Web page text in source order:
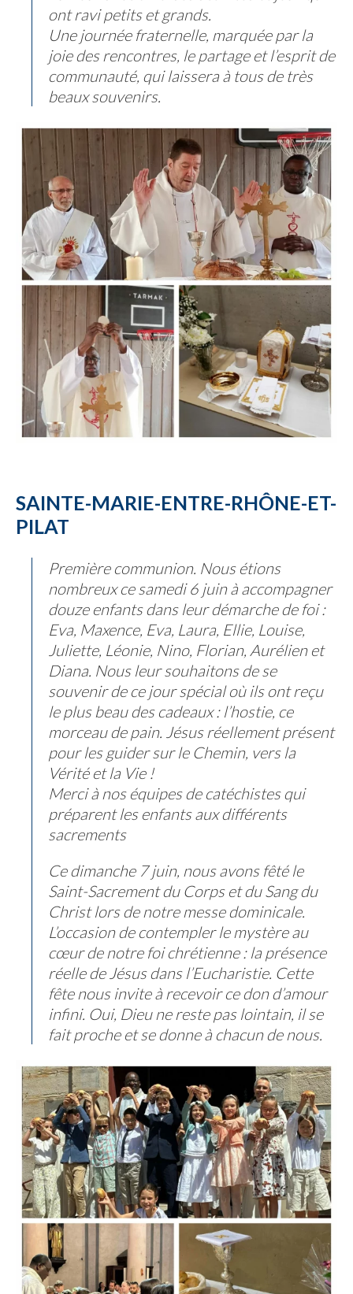
ont ravi petits et grands.
Une journée fraternelle, marquée par la
joie des rencontres, le partage et l’esprit de
communauté, qui laissera à tous de très
beaux souvenirs.
SAINTE-MARIE-ENTRE-RHÔNE-ET-
PILAT
Première communion. Nous étions
nombreux ce samedi 6 juin à accompagner
douze enfants dans leur démarche de foi :
Eva, Maxence, Eva, Laura, Ellie, Louise,
Juliette, Léonie, Nino, Florian, Aurélien et
Diana. Nous leur souhaitons de se
souvenir de ce jour spécial où ils ont reçu
le plus beau des cadeaux : l’hostie, ce
morceau de pain. Jésus réellement présent
pour les guider sur le Chemin, vers la
Vérité et la Vie !
Merci à nos équipes de catéchistes qui
préparent les enfants aux différents
sacrements
Ce dimanche 7 juin, nous avons fêté le
Saint-Sacrement du Corps et du Sang du
Christ lors de notre messe dominicale.
L’occasion de contempler le mystère au
cœur de notre foi chrétienne : la présence
réelle de Jésus dans l’Eucharistie. Cette
fête nous invite à recevoir ce don d’amour
infini. Oui, Dieu ne reste pas lointain, il se
fait proche et se donne à chacun de nous.